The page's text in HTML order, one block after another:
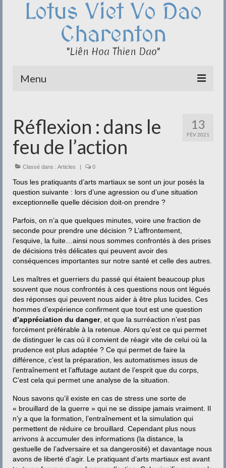
Lotus Viet Vo Dao
Charenton
"Liên Hoa Thien Dao"
Menu
Qi Cong – Taï Chi
Disciplines
Méditation
Documentation
Liens
Contact
13
FÉV 2021
Réflexion : dans le
feu de l’action
Classé dans : Articles | 0
Tous les pratiquants d’arts martiaux se sont un jour posés la
question suivante : lors d’une agression ou d’une situation
exceptionnelle quelle décision doit-on prendre ?
Parfois, on n’a que quelques minutes, voire une fraction de
seconde pour prendre une décision ? L’affrontement,
l’esquive, la fuite…ainsi nous sommes confrontés à des prises
de décisions très délicates qui peuvent avoir des
conséquences importantes sur notre santé et celle des autres.
Les maîtres et guerriers du passé qui étaient beaucoup plus
souvent que nous confrontés à ces questions nous ont légués
des réponses qui peuvent nous aider à être plus lucides. Ces
hommes d’expérience confirment que tout est une question
d’appréciation du danger, et que la surréaction n’est pas
forcément préférable à la retenue. Alors qu’est ce qui permet
de distinguer le cas où il convient de réagir vite de celui où la
prudence est plus adaptée ? Ce qui permet de faire la
différence, c’est la préparation, les automatismes issus de
l’entraînement et l’affutage autant de l’esprit que du corps,
C’est cela qui permet une analyse de la situation.
Nous savons qu’il existe en cas de stress une sorte de
« brouillard de la guerre » qui ne se dissipe jamais vraiment. Il
n’y a que la formation, l’entraînement et la simulation qui
permettent de réduire ce brouillard. Cependant plus nous
arrivons à accumuler des informations (la distance, la
gestuelle de l’adversaire et sa dangerosité) et davantage nous
avons de liberté d’agir. Le pratiquant d’arts martiaux est avant